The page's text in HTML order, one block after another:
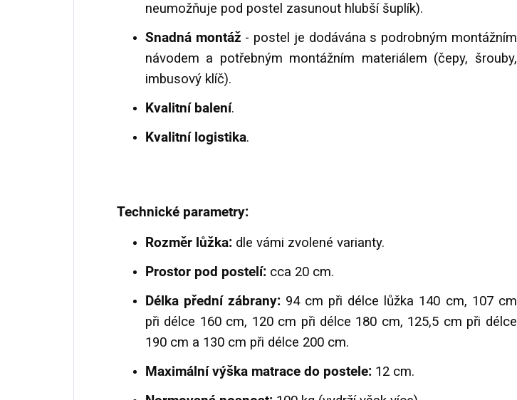
neumožňuje pod postel zasunout hlubší šuplík).
Snadná montáž - postel je dodávána s podrobným montážním
návodem a potřebným montážním materiálem (čepy, šrouby,
imbusový klíč).
Kvalitní balení.
Kvalitní logistika.
Technické parametry:
Rozměr lůžka: dle vámi zvolené varianty.
Prostor pod postelí: cca 20 cm.
Délka přední zábrany: 94 cm při délce lůžka 140 cm, 107 cm
při délce 160 cm, 120 cm při délce 180 cm, 125,5 cm při délce
190 cm a 130 cm při délce 200 cm.
Maximální výška matrace do postele: 12 cm.